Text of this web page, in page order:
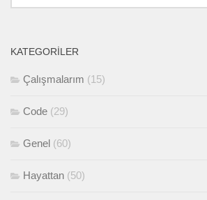
KATEGORILER
Çalışmalarım (15)
Code (29)
Genel (60)
Hayattan (50)